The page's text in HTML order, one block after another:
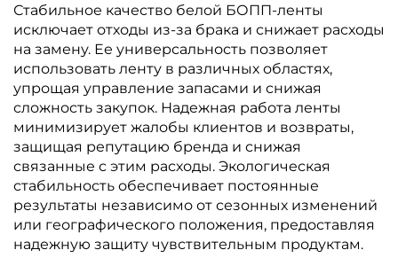
Стабильное качество белой БОПП-ленты
исключает отходы из-за брака и снижает расходы
на замену. Ее универсальность позволяет
использовать ленту в различных областях,
упрощая управление запасами и снижая
сложность закупок. Надежная работа ленты
минимизирует жалобы клиентов и возвраты,
защищая репутацию бренда и снижая
связанные с этим расходы. Экологическая
стабильность обеспечивает постоянные
результаты независимо от сезонных изменений
или географического положения, предоставляя
надежную защиту чувствительным продуктам.